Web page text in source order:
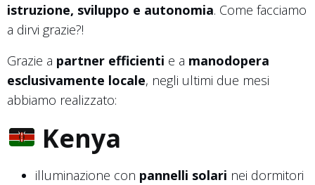
istruzione, sviluppo e autonomia. Come facciamo
a dirvi grazie?!
Grazie a partner efficienti e a manodopera
esclusivamente locale, negli ultimi due mesi
abbiamo realizzato:
Kenya
illuminazione con pannelli solari nei dormitori